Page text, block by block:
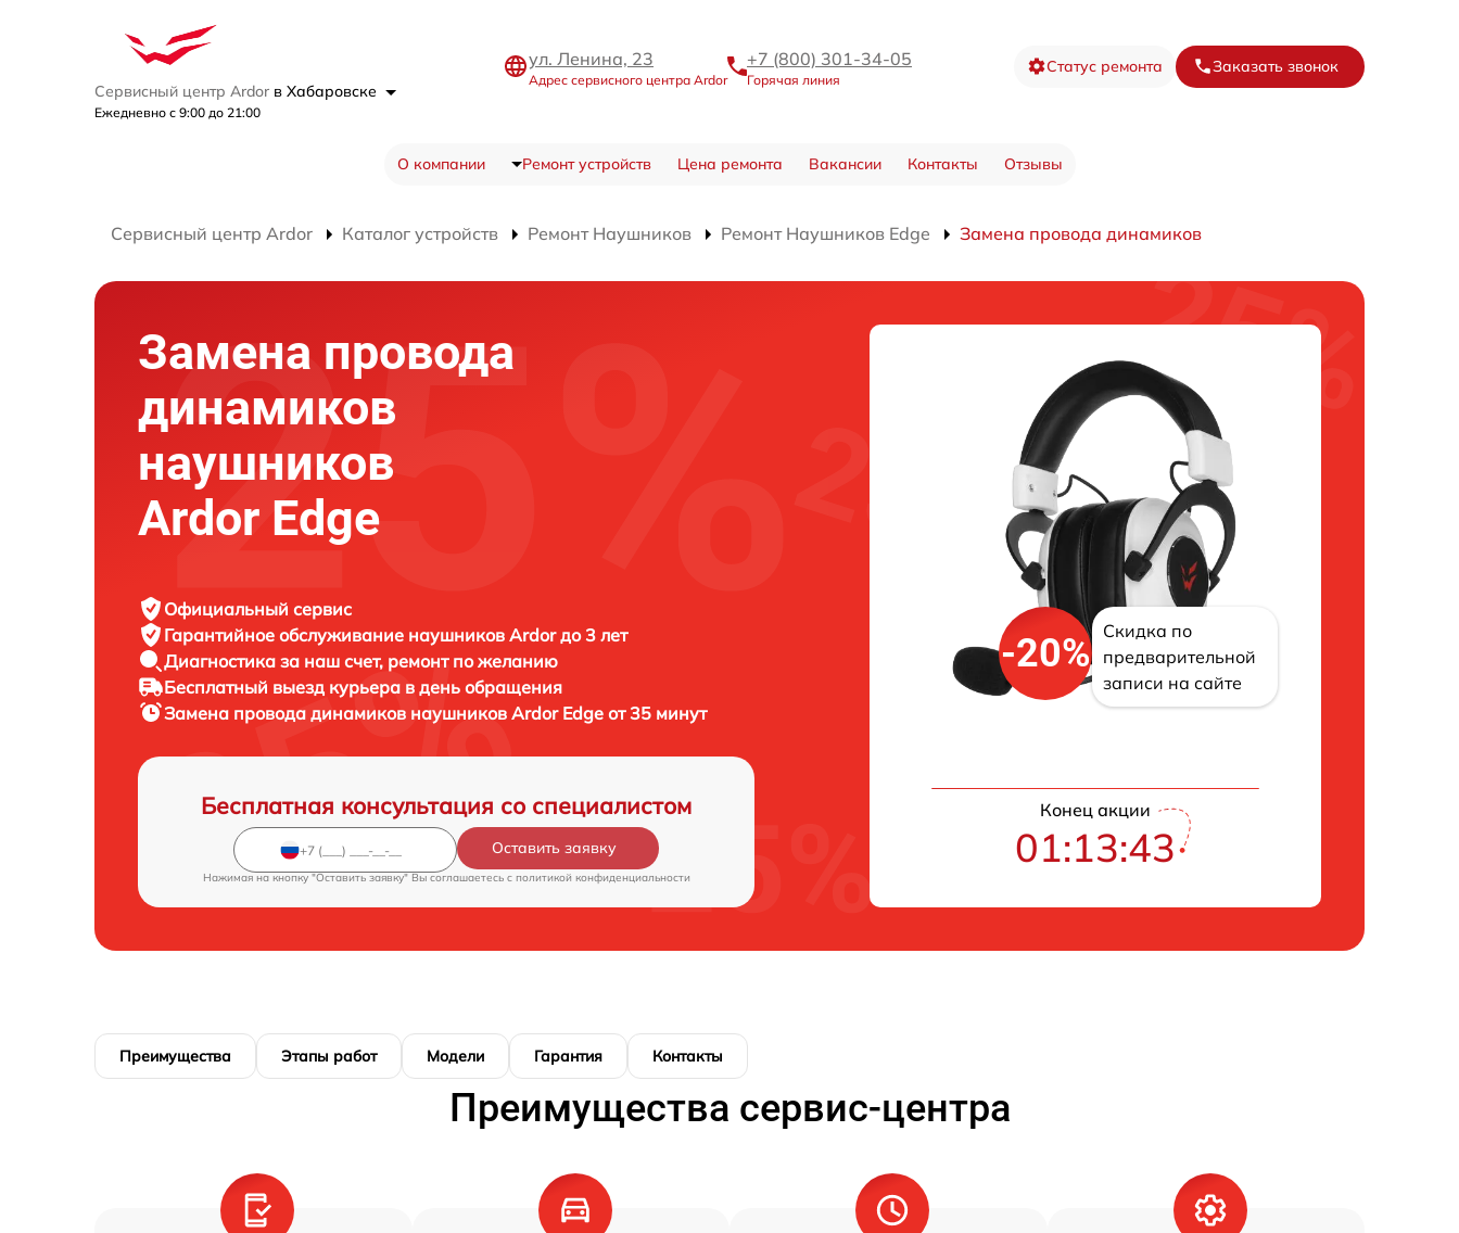
Сервисный центр Ardor в Хабаровске
Ежедневно с 9:00 до 21:00
ул. Ленина, 23
Адрес сервисного центра Ardor
+7 (800) 301-34-05
Горячая линия
Статус ремонта Заказать звонок
О компании Ремонт устройств Цена ремонта Вакансии Контакты Отзывы
Сервисный центр Ardor Каталог устройств Ремонт Наушников Ремонт Наушников Edge Замена провода динамиков
Замена провода
динамиков
наушников
Ardor Edge
Официальный сервис
Гарантийное обслуживание наушников Ardor до 3 лет
Диагностика за наш счет, ремонт по желанию
Бесплатный выезд курьера в день обращения
Замена провода динамиков наушников Ardor Edge от 35 минут
Бесплатная консультация со специалистом
Оставить заявку
Нажимая на кнопку "Оставить заявку" Вы соглашаетесь c политикой конфиденциальности
-20%
Скидка по
предварительной
записи на сайте
Конец акции
01:13:42
Преимущества Этапы работ Модели Гарантия Контакты
Преимущества сервис-центра